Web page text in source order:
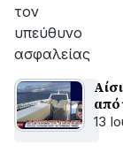
τον
υπεύθυνο
ασφαλείας
από
13